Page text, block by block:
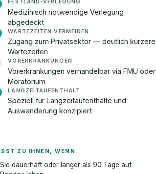
FESTLAND-VERLEGUNG
Medizinisch notwendige Verlegung
abgedeckt
WARTEZEITEN VERMEIDEN
Zugang zum Privatsektor — deutlich kürzere
Wartezeiten
VORERKRANKUNGEN
Vorerkrankungen verhandelbar via FMU oder
Moratorium
LANGZEITAUFENTHALT
Speziell für Langzeitaufenthalte und
Auswanderung konzipiert
ZU IHNEN, WENN
Sie dauerhaft oder länger als 90 Tage auf